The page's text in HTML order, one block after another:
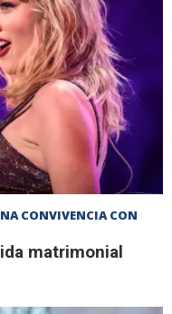
CONVIVENCIA CON
matrimonial